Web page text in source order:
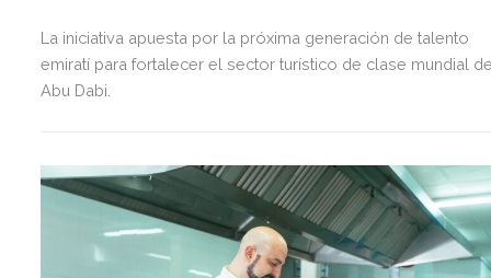
La iniciativa apuesta por la próxima generación de talento
emiratí para fortalecer el sector turístico de clase mundial
Abu Dabi.